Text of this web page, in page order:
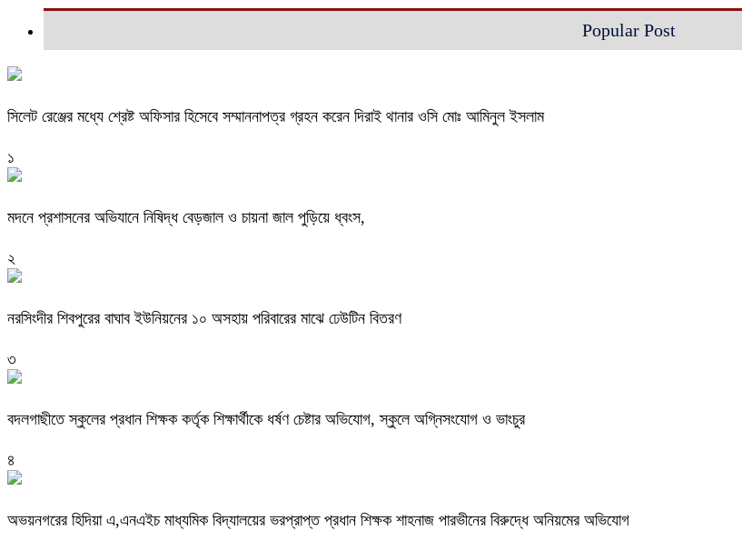
Popular Post
সিলেট রেঞ্জের মধ্যে শ্রেষ্ট অফিসার হিসেবে সম্মাননাপত্র গ্রহন করেন দিরাই থানার ওসি মোঃ আমিনুল ইসলাম
১
মদনে প্রশাসনের অভিযানে নিষিদ্ধ বেড়জাল ও চায়না জাল পুড়িয়ে ধ্বংস,
২
নরসিংদীর শিবপুরের বাঘাব ইউনিয়নের ১০ অসহায় পরিবারের মাঝে ঢেউটিন বিতরণ
৩
বদলগাছীতে স্কুলের প্রধান শিক্ষক কর্তৃক শিক্ষার্থীকে ধর্ষণ চেষ্টার অভিযোগ, স্কুলে অগ্নিসংযোগ ও ভাংচুর
৪
অভয়নগরের হিদিয়া এ,এনএইচ মাধ্যমিক বিদ্যালয়ের ভরপ্রাপ্ত প্রধান শিক্ষক শাহনাজ পারভীনের বিরুদ্ধে অনিয়মের অভিযোগ